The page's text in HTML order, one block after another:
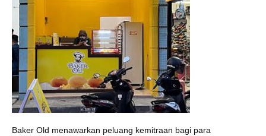
Baker Old menawarkan peluang kemitraan bagi para